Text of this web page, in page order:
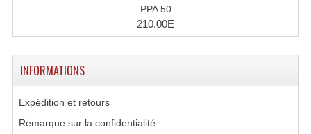
PPA 50
210.00E
INFORMATIONS
Expédition et retours
Remarque sur la confidentialité